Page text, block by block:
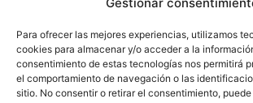
Para ofrecer las mejores experiencias, utilizamos
cookies para almacenar y/o acceder a la
consentimiento de estas tecnologías nos permitirá
el comportamiento de navegación o las
sitio. No consentir o retirar el consentimiento,
Haz clic en «Estoy de
activar Youtube